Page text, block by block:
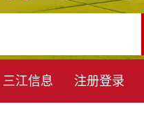
三江信息 注册登录